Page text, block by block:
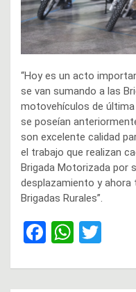
“Hoy es un acto
se van sumando a las
motovehículos de
se poseían
son excelente calidad
el trabajo que realizan
Brigada Motorizada por
desplazamiento y ahora
Brigadas Rurales”.
F
ce
W
at tt